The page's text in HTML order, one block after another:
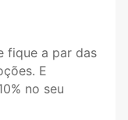
fique a par das
E
no seu